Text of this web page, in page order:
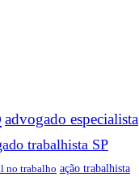
advogado especialista
trabalhista SP
no trabalho ação trabalhista